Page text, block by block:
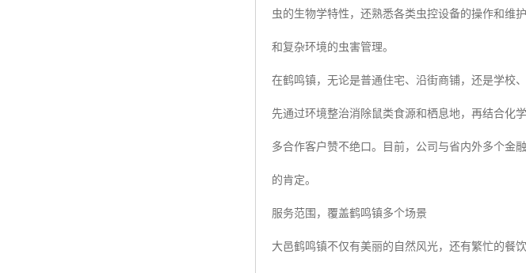
虫的生物学特性，还熟悉各类虫控设备的操作和维
和复杂环境的虫害管理。
在鹤鸣镇，无论是普通住宅、沿街商铺，还是学校
先通过环境整治消除鼠类食源和栖息地，再结合化
多合作客户赞不绝口。目前，公司与省内外多个金
的肯定。
服务范围，覆盖鹤鸣镇多个场景
大邑鹤鸣镇不仅有美丽的自然风光，还有繁忙的餐